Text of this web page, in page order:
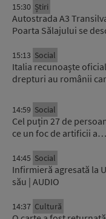
15:30 Știri
Autostrada A3
Poarta Sălajului se
15:13 Social
Italia recunoaște
drepturi au românii
14:59 Social
Cel puțin 27 de
ce un foc de artificii a…
14:45 Social
Infirmieră agresată la
său | AUDIO
14:37 Cultură